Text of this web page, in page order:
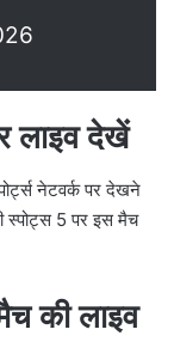
लाइव देखें
नेटवर्क पर देखने
स्पोट्स 5 पर इस मैच
की लाइव